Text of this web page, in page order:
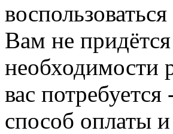
Вам не
необходимости
вас
способ оплаты